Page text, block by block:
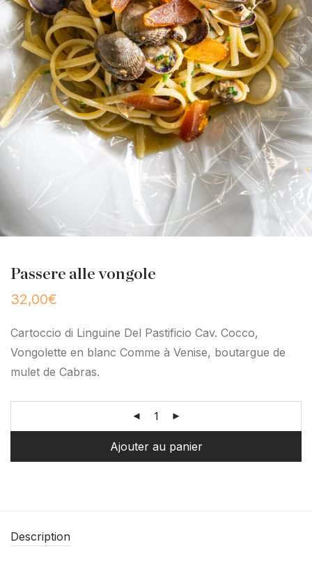
Passere alle vongole
32,00€
Cartoccio di Linguine Del Pastificio Cav. Cocco,
Vongolette en blanc Comme à Venise, boutargue de
mulet de Cabras.
Ajouter au panier
Description